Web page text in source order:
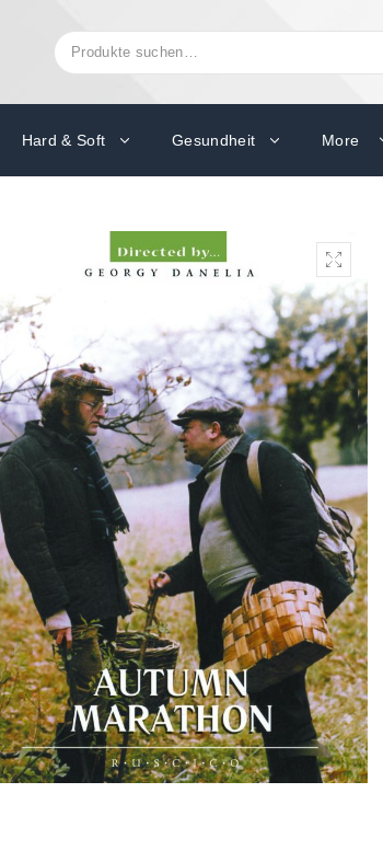
Suchen
nach:
Hard & Soft Gesundheit More